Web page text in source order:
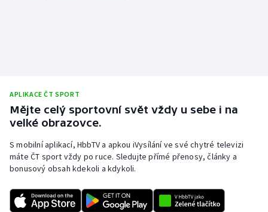
APLIKACE ČT SPORT
Mějte celý sportovní svět vždy u sebe i na
velké obrazovce.
S mobilní aplikací, HbbTV a apkou iVysílání ve své chytré televizi
máte ČT sport vždy po ruce. Sledujte přímé přenosy, články a
bonusový obsah kdekoli a kdykoli.